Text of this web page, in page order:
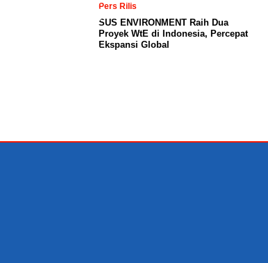
Pers Rilis
SUS ENVIRONMENT Raih Dua
Proyek WtE di Indonesia, Percepat
Ekspansi Global